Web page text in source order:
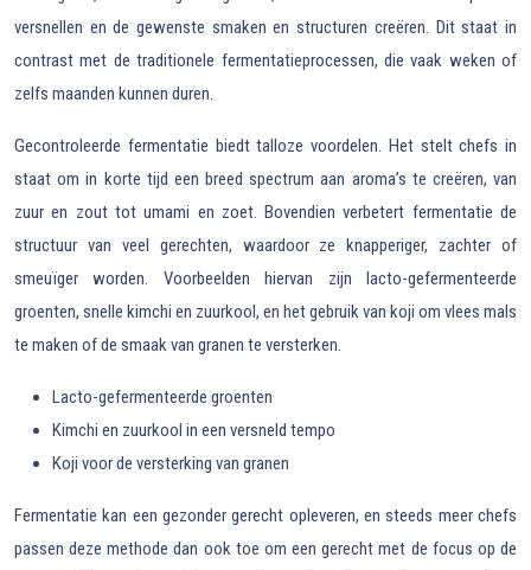
versnellen en de gewenste smaken en structuren creëren. Dit staat in
contrast met de traditionele fermentatieprocessen, die vaak weken of
zelfs maanden kunnen duren.
Gecontroleerde fermentatie biedt talloze voordelen. Het stelt chefs in
staat om in korte tijd een breed spectrum aan aroma’s te creëren, van
zuur en zout tot umami en zoet. Bovendien verbetert fermentatie de
structuur van veel gerechten, waardoor ze knapperiger, zachter of
smeuïger worden. Voorbeelden hiervan zijn lacto-gefermenteerde
groenten, snelle kimchi en zuurkool, en het gebruik van koji om vlees mals
te maken of de smaak van granen te versterken.
Lacto-gefermenteerde groenten
Kimchi en zuurkool in een versneld tempo
Koji voor de versterking van granen
Fermentatie kan een gezonder gerecht opleveren, en steeds meer chefs
passen deze methode dan ook toe om een gerecht met de focus op de